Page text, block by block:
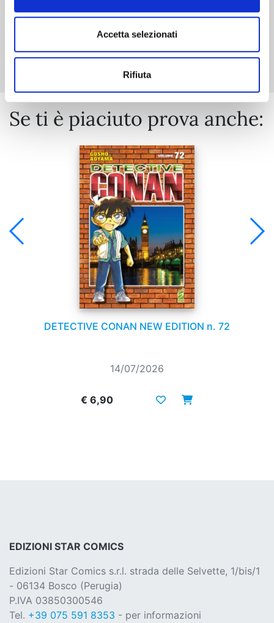
Accetta selezionati
Rifiuta
Mostra tutto
Se ti è piaciuto prova anche:
DETECTIVE CONAN NEW EDITION n. 72
14/07/2026
€ 6,90
EDIZIONI STAR COMICS
Edizioni Star Comics s.r.l. strada delle Selvette, 1/bis/1
- 06134 Bosco (Perugia)
P.IVA 03850300546
Tel. +39 075 591 8353 - per informazioni